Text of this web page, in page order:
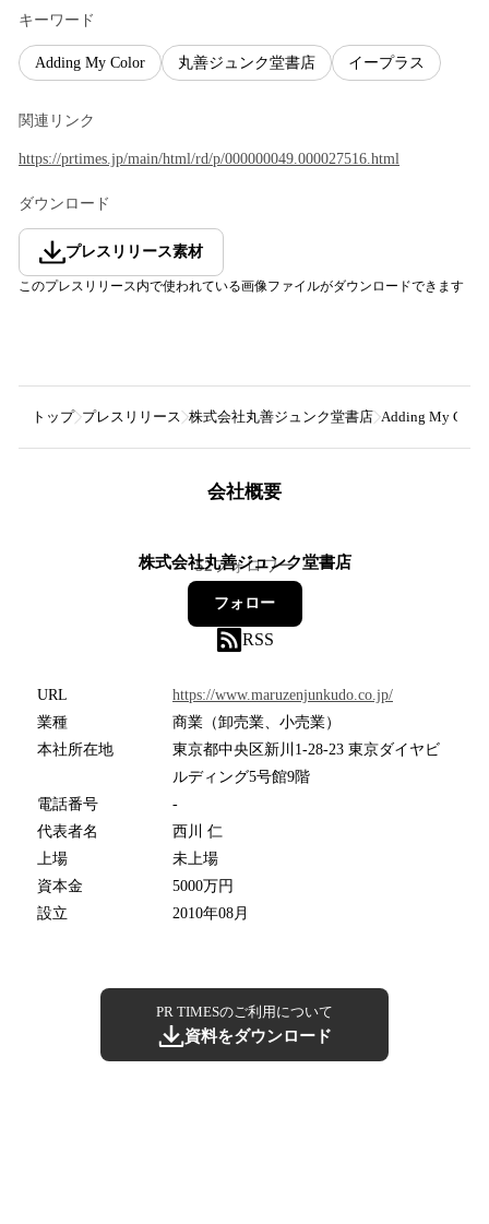
キーワード
Adding My Color 丸善ジュンク堂書店 イープラス
関連リンク
https://prtimes.jp/main/html/rd/p/000000049.000027516.html
ダウンロード
プレスリリース素材
このプレスリリース内で使われている画像ファイルがダウンロードできます
トップ プレスリリース 株式会社丸善ジュンク堂書店 Adding My
会社概要
株式会社丸善ジュンク堂書店
52フォロワー
フォロー
RSS
URL
https://www.maruzenjunkudo.co.jp/
業種
商業（卸売業、小売業）
本社所在地
東京都中央区新川1-28-23 東京ダイヤビ
ルディング5号館9階
電話番号
-
代表者名
西川 仁
上場
未上場
資本金
5000万円
設立
2010年08月
PR TIMESのご利用について
資料をダウンロード